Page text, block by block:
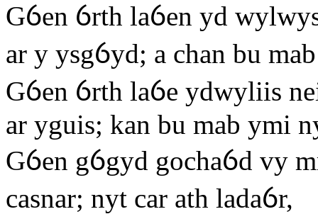
Gỽen ỽrth laỽen yd
ar y ysgỽyd; a chan bu
Gỽen ỽrth laỽe ydwyliis
ar yguis; kan bu mab ymi
Gỽen gỽgyd gochaỽd vy
casnar; nyt car ath ladaỽr,